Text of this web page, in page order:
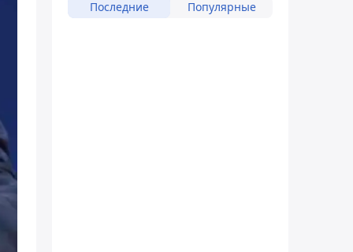
Последние Популярные